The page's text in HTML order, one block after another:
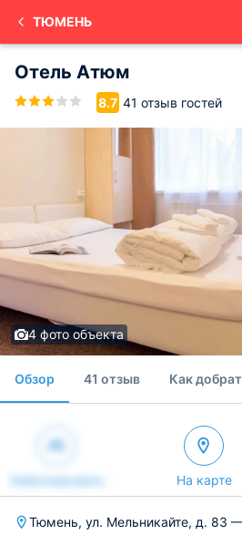
ТЮМЕНЬ
Отель Атюм
8.7 41 отзыв гостей
4 фото объекта
Обзор 41 отзыв Как
Забронировать На карте
Тюмень, ул. Мельникайте, д. 83